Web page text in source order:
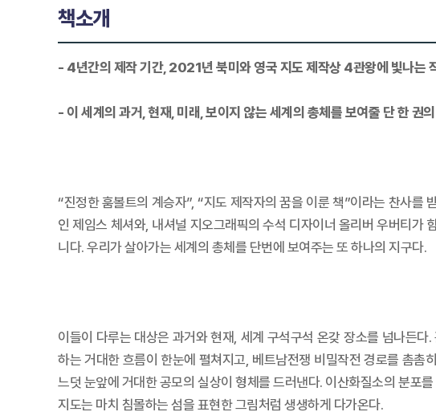
책소개
- 4년간의 제작 기간, 2021년 북미와 영국 지도 제작상 4관왕에 빛나는
- 이 세계의 과거, 현재, 미래, 보이지 않는 세계의 총체를 보여줄 단 한 권
“진정한 훔볼트의 계승자”, “지도 제작자의 꿈을 이룬 책”이라는 찬사
인 제임스 체셔와, 내셔널 지오그래픽의 수석 디자이너 올리버 우버티가
니다. 우리가 살아가는 세계의 총체를 단번에 보여주는 또 하나의 지구다.
이들이 다루는 대상은 과거와 현재, 세계 구석구석 온갖 장소를 넘나든
하는 거대한 흐름이 한눈에 펼쳐지고, 베트남전쟁 비밀작전 경로를 촘촘
느덧 눈앞에 거대한 공모의 실상이 형체를 드러낸다. 이산화질소의 분포
지도는 마치 침몰하는 섬을 표현한 그림처럼 생생하게 다가온다.